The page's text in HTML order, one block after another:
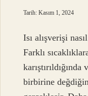
Tarih: Kasım 1, 2024
Isı alışverişi
Farklı
birbirine